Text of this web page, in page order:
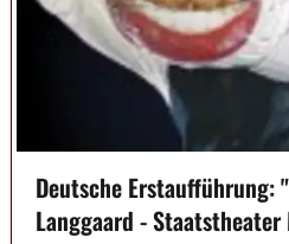
Deutsche Erstaufführung:
Langgaard - Staatstheater